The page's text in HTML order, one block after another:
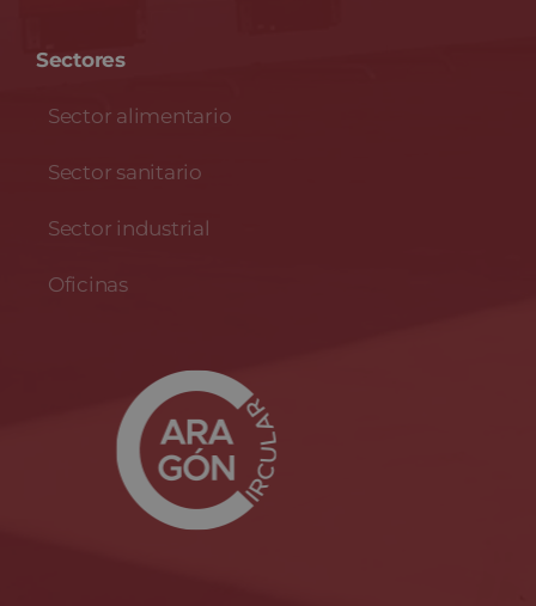
Sectores
Sector alimentario
Sector sanitario
Sector industrial
Oficinas